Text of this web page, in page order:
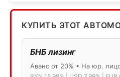
КУПИТЬ ЭТОТ
БНБ лизинг
Аванс от 20% • На юр.